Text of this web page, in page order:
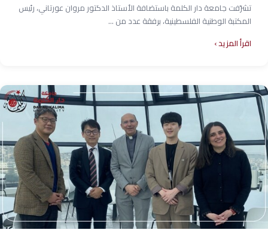
تشرّفت جامعة دار الكلمة باستضافة الأستاذ الدكتور مروان عورتاني، رئيس
المكتبة الوطنية الفلسطينية، برفقة عدد من ...
اقرأ المزيد